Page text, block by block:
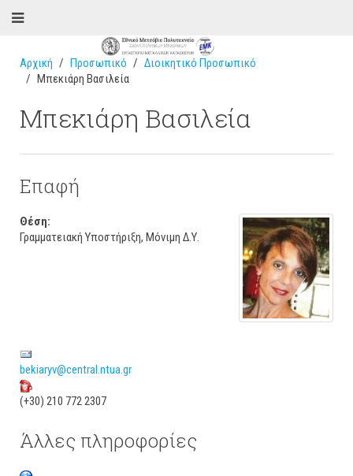
Αρχική Προσωπικό
Διοικητικό Προσωπικό
Μπεκιάρη Βασιλεία
Μπεκιάρη Βασιλεία
Επαφή
Θέση:
Γραμματειακή Υποστήριξη, Μόνιμη Δ.Υ.
(+30) 210 772 2307
Άλλες πληροφορίες